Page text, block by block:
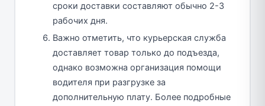
сроки доставки составляют обычно 2-3
рабочих дня.
Важно отметить, что курьерская служба
доставляет товар только до подъезда,
однако возможна организация помощи
водителя при разгрузке за
дополнительную плату. Более подробные